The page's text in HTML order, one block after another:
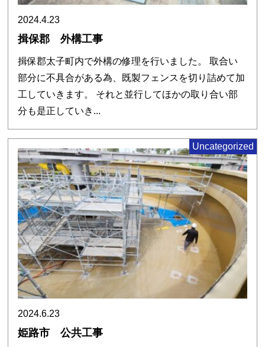
2024.4.23
揖保郡 外構工事
揖保郡太子町内で外構の修理を行いました。 取合い
部分に不具合がある為、既製フェンスを切り詰めて加
工していきます。 それと並行してほかの取り合い部
分も是正していき...
Uncategorized
2024.6.23
姫路市 公共工事